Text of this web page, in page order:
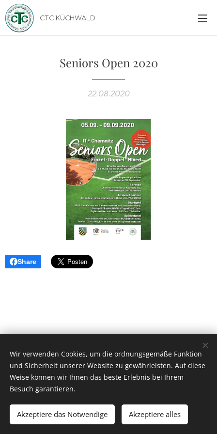
CTC KÜCHWALD
Seniors Open 2020
22.08.2020
Share
© 2019CHEMNITZER TENNIS CLUB KÜCHWALD e. V.
Unterstützt vonWebnode Cookies
Wir verwenden Cookies, um die ordnungsgemäße Funktion
und Sicherheit unserer Website zu gewährleisten. Auf diese
Weise können wir Ihnen das beste Erlebnis bei Ihrem
Besuch garantieren.
Akzeptiere das Notwendige Akzeptiere alles